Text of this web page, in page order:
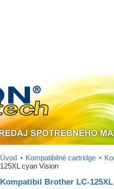
Úvod • Kompatibilné cartridge •
125XL cyan Vision
Kompatibil Brother LC-